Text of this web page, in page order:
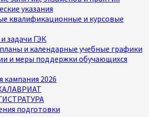
указания
квалификационные и курсовые
задачи ГЭК
и календарные учебные графики
и меры поддержки обучающихся
кампания 2026
подготовки